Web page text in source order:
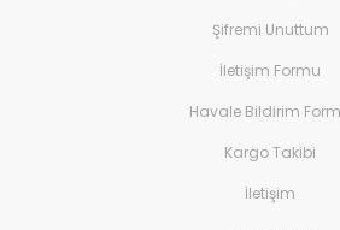
Şifremi Unuttum
İletişim Formu
Havale Bildirim
Kargo Takibi
İletişim